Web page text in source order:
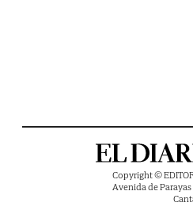
Copyright ©
Avenida de Parayas